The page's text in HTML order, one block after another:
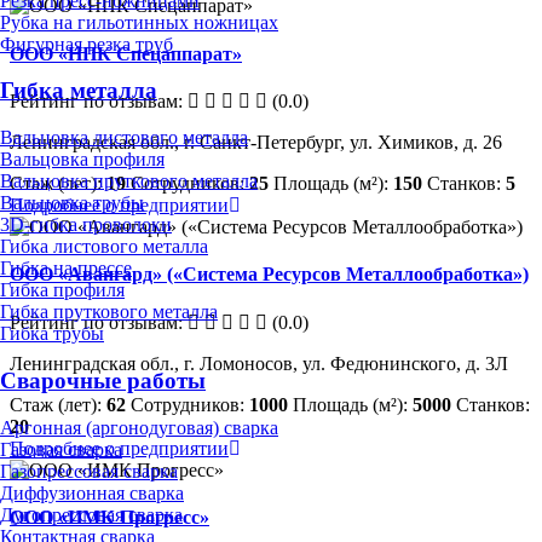
Рубка на гильотинных ножницах
Фигурная резка труб
Гибка металла
Вальцовка листового металла
Вальцовка профиля
Вальцовка пруткового металла
Вальцовка трубы
3D-гибка проволоки
Гибка листового металла
Гибка на прессе
Гибка профиля
Гибка пруткового металла
Гибка трубы
Сварочные работы
Аргонная (аргонодуговая) сварка
Газовая сварка
Газопрессовая сварка
Диффузионная сварка
Дугопрессовая сварка
Контактная сварка
ООО «НПК Спецаппарат»
Рейтинг по отзывам:
(0.0)
Ленинградская обл., г. Санкт-Петербург, ул. Химиков, д. 26
Стаж (лет):19 Сотрудников:25 Площадь (м²): 150 Станков: 5
Подробнее о предприятии
ООО «Авангард» («Система Ресурсов Металлообработка»)
Рейтинг по отзывам:
(0.0)
Ленинградская обл., г. Ломоносов, ул. Федюнинского, д. 3Л
Стаж (лет): 62 Сотрудников: 1000 Площадь (м²): 5000 Станков:
20
Подробнее о предприятии
ООО «ИМК Прогресс»